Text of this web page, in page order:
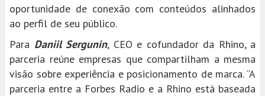
oportunidade de conexão com conteúdos alinhados
ao perfil de seu público.
Para Daniil Sergunin, CEO e cofundador da Rhino, a
parceria reúne empresas que compartilham a mesma
visão sobre experiência e posicionamento de marca. “A
parceria entre a Forbes Radio e a Rhino está baseada